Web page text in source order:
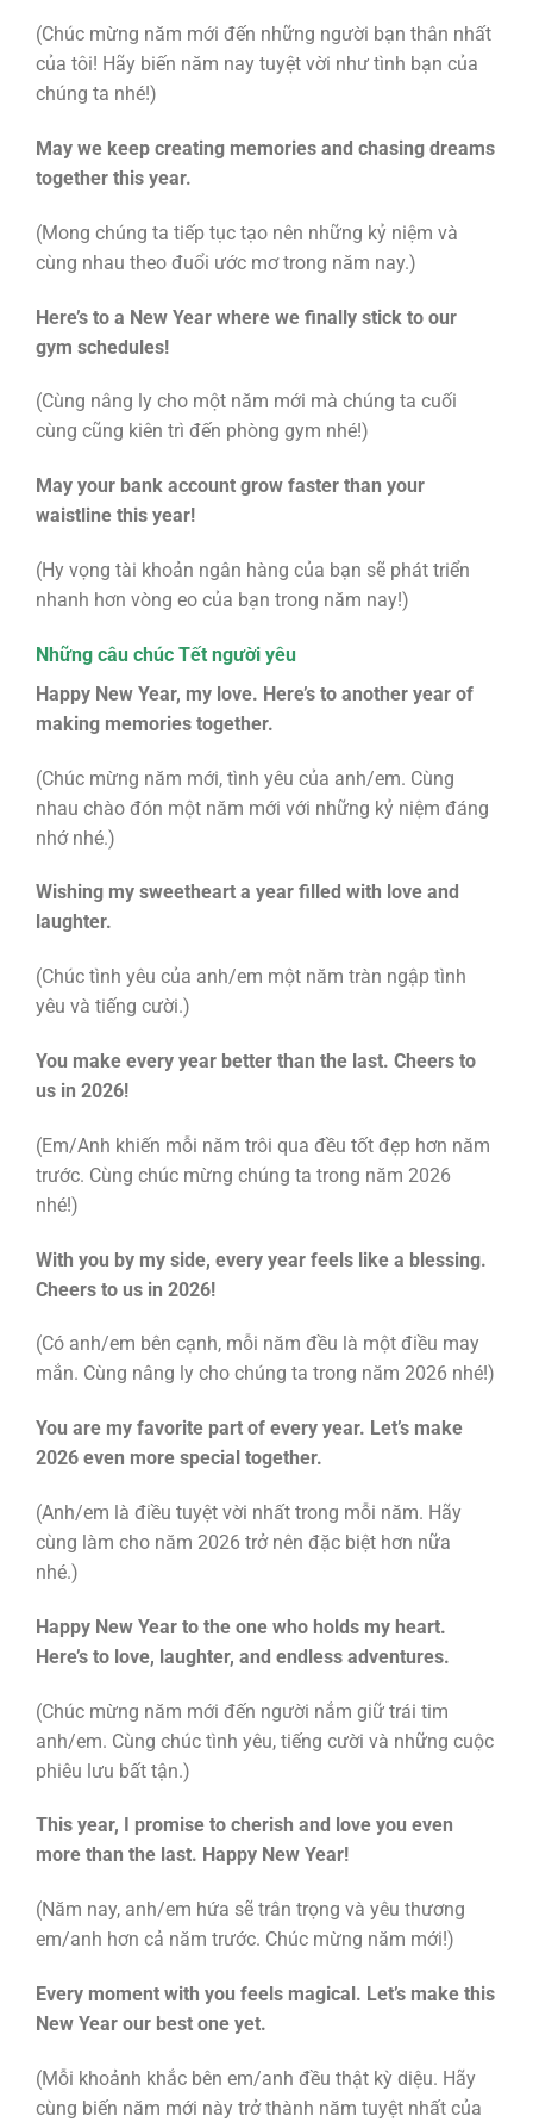
(Chúc mừng năm mới đến những người bạn thân nhất
của tôi! Hãy biến năm nay tuyệt vời như tình bạn của
chúng ta nhé!)
May we keep creating memories and chasing dreams
together this year.
(Mong chúng ta tiếp tục tạo nên những kỷ niệm và
cùng nhau theo đuổi ước mơ trong năm nay.)
Here’s to a New Year where we finally stick to our
gym schedules!
(Cùng nâng ly cho một năm mới mà chúng ta cuối
cùng cũng kiên trì đến phòng gym nhé!)
May your bank account grow faster than your
waistline this year!
(Hy vọng tài khoản ngân hàng của bạn sẽ phát triển
nhanh hơn vòng eo của bạn trong năm nay!)
Những câu chúc Tết người yêu
Happy New Year, my love. Here’s to another year of
making memories together.
(Chúc mừng năm mới, tình yêu của anh/em. Cùng
nhau chào đón một năm mới với những kỷ niệm đáng
nhớ nhé.)
Wishing my sweetheart a year filled with love and
laughter.
(Chúc tình yêu của anh/em một năm tràn ngập tình
yêu và tiếng cười.)
You make every year better than the last. Cheers to
us in 2026!
(Em/Anh khiến mỗi năm trôi qua đều tốt đẹp hơn năm
trước. Cùng chúc mừng chúng ta trong năm 2026
nhé!)
With you by my side, every year feels like a blessing.
Cheers to us in 2026!
(Có anh/em bên cạnh, mỗi năm đều là một điều may
mắn. Cùng nâng ly cho chúng ta trong năm 2026 nhé!)
You are my favorite part of every year. Let’s make
2026 even more special together.
(Anh/em là điều tuyệt vời nhất trong mỗi năm. Hãy
cùng làm cho năm 2026 trở nên đặc biệt hơn nữa
nhé.)
Happy New Year to the one who holds my heart.
Here’s to love, laughter, and endless adventures.
(Chúc mừng năm mới đến người nắm giữ trái tim
anh/em. Cùng chúc tình yêu, tiếng cười và những cuộc
phiêu lưu bất tận.)
This year, I promise to cherish and love you even
more than the last. Happy New Year!
(Năm nay, anh/em hứa sẽ trân trọng và yêu thương
em/anh hơn cả năm trước. Chúc mừng năm mới!)
Every moment with you feels magical. Let’s make this
New Year our best one yet.
(Mỗi khoảnh khắc bên em/anh đều thật kỳ diệu. Hãy
cùng biến năm mới này trở thành năm tuyệt nhất của